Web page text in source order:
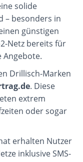
solide
– besonders in
günstigen
Netz bereits für
Drillisch-Marken
. Diese
extrem
oder sogar
erhalten Nutzer
inklusive SMS-